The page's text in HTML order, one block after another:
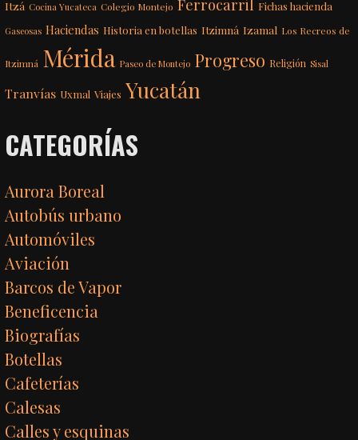
Itzá Cocina Yucateca Colegio Montejo Ferrocarril Fichas hacienda
Gaseosas Haciendas Historia en botellas Itzimná Izamal Los Recreos de
Itzimná Mérida Paseo de Montejo Progreso Religión Sisal
Tranvías Uxmal Viajes Yucatán
CATEGORÍAS
Aurora Boreal
Autobús urbano
Automóviles
Aviación
Barcos de Vapor
Beneficencia
Biografías
Botellas
Cafeterías
Calesas
Calles y esquinas